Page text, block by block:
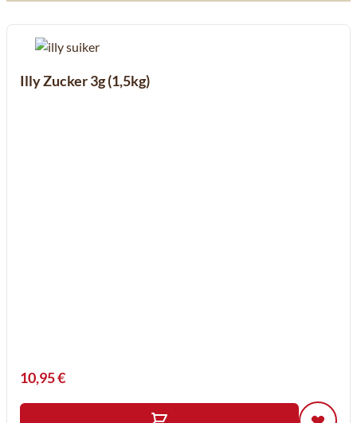
Mit der Tabulatortaste können Sie durch die Elemente des
Clicken, um das Karussell zu überspringen
Clicken, um zur Karussell-Navigation zu gelangen
Illy Zucker 3g (1,5kg)
10,95 €